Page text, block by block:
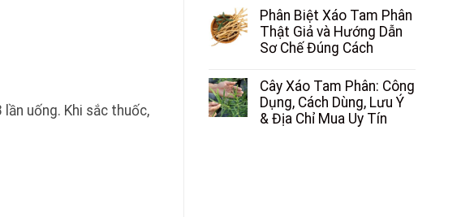
Phân Biệt Xáo Tam Phân
Thật Giả và Hướng Dẫn
Sơ Chế Đúng Cách
Cây Xáo Tam Phân: Công
Dụng, Cách Dùng, Lưu Ý
& Địa Chỉ Mua Uy Tín
uống. Khi sắc thuốc,